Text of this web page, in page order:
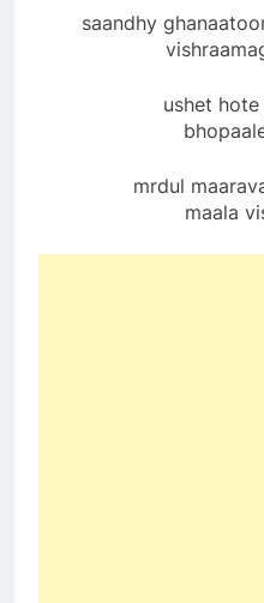
saandhy
ushet
mrdul
maala